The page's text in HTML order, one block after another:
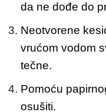
da ne dođe do
Neotvorene
vrućom vodom
tečne.
Pomoću
osušiti.